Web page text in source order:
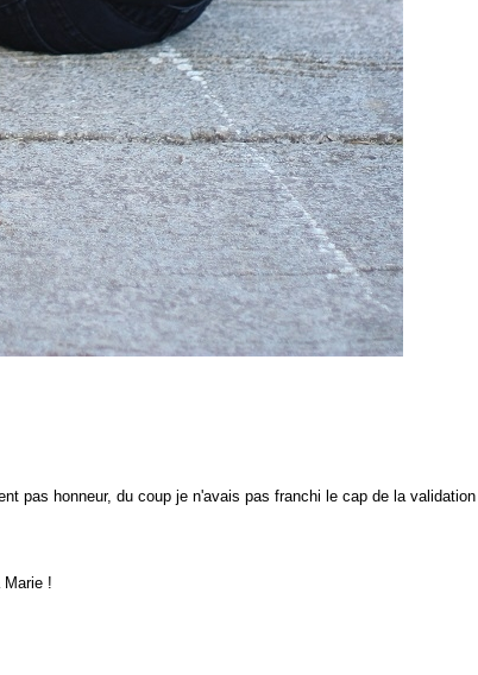
pas honneur, du coup je n'avais pas franchi le cap de la
Marie !